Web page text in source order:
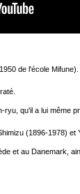
de l'école Mifune).
qu'il a lui même
(1896-1978) et
et au Danemark,